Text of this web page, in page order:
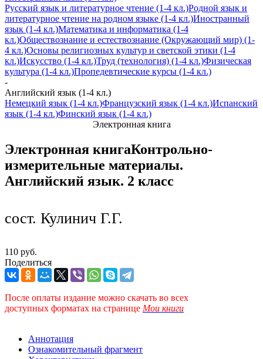
Русский язык и литературное чтение (1-4 кл.)Родной язык и
литературное чтение на родном языке (1-4 кл.)Иностранный
язык (1-4 кл.)Математика и информатика (1-4
кл.)Обществознание и естествознание (Окружающий мир) (1-
4 кл.)Основы религиозных культур и светской этики (1-4
кл.)Искусство (1-4 кл.)Труд (технология) (1-4 кл.)Физическая
культура (1-4 кл.)Пропедевтические курсы (1-4 кл.)
-
Английский язык (1-4 кл.)
Немецкий язык (1-4 кл.)Французский язык (1-4 кл.)Испанский
язык (1-4 кл.)Финский язык (1-4 кл.)
Электронная книга
Электронная книгаКонтрольно-
измерительные материалы.
Английский язык. 2 класс
сост. Кулинич Г.Г.
110 руб.
Поделиться
После оплаты издание можно скачать во всех
доступных форматах на странице Мои книги
Аннотация
Ознакомительный фрагмент